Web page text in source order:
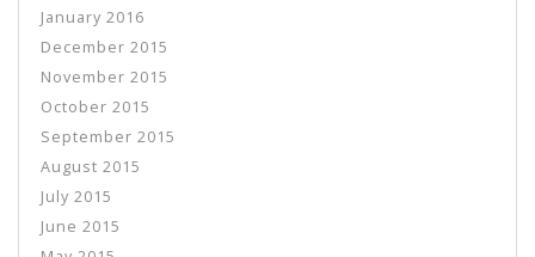
January 2016
December 2015
November 2015
October 2015
September 2015
August 2015
July 2015
June 2015